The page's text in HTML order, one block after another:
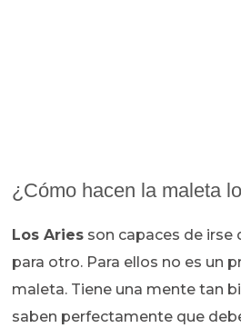
¿Cómo hacen la maleta
Los Aries son capaces de irse
para otro. Para ellos no es un
maleta. Tiene una mente tan
saben perfectamente que